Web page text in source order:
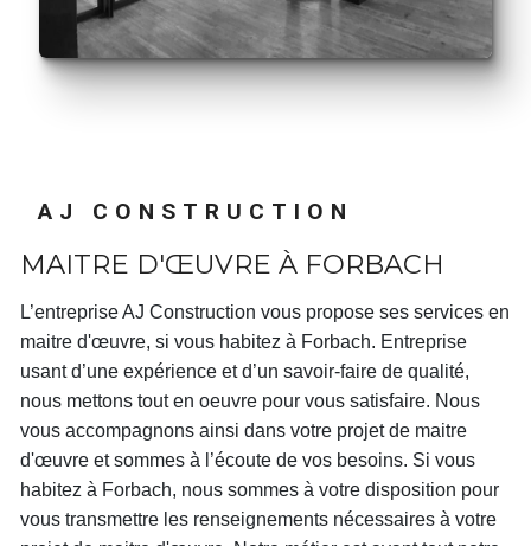
AJ CONSTRUCTION
MAITRE D'ŒUVRE À FORBACH
L’entrepriseAJ Construction vous propose ses services en
maitre d'œuvre, si vous habitez à Forbach. Entreprise
usant d’une expérience et d’un savoir-faire de qualité,
nous mettons tout en oeuvre pour vous satisfaire. Nous
vous accompagnons ainsi dans votre projet de maitre
d'œuvre et sommes à l’écoute de vos besoins. Si vous
habitez à Forbach, nous sommes à votre disposition pour
vous transmettre les renseignements nécessaires à votre